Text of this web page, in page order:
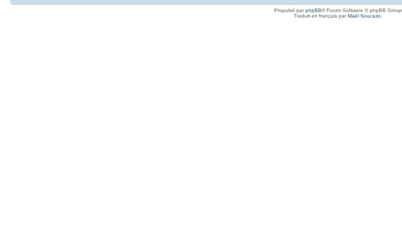
Propulsé parphpBB® Forum Software © phpBB Group
Traduit en français parMaël Soucaze